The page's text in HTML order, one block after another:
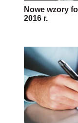
Nowe wzory
2016 r.